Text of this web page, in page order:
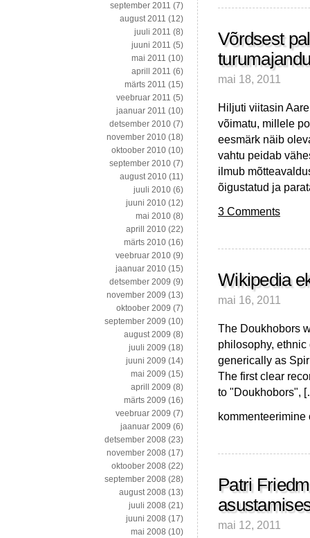
südametunnistuse
Võrdsest
mai 18, 2011
Hiljuti viitasin
võimatu, millele
eesmärk näib
vahtu peidab
ilmub
õigustatud ja
3 Comments
Wikipedia
mai 16, 2011
The Doukhobors
philosophy,
generically as
The first clear
to "Doukhobors",
Wikipedia
XXV
Patri
mai 12, 2011
september 2011 (7)
august 2011 (12)
juuli 2011 (8)
juuni 2011 (5)
mai 2011 (10)
aprill 2011 (6)
märts 2011 (15)
veebruar 2011 (5)
jaanuar 2011 (10)
detsember 2010 (7)
november 2010 (18)
oktoober 2010 (10)
september 2010 (7)
august 2010 (11)
juuli 2010 (6)
juuni 2010 (12)
mai 2010 (8)
aprill 2010 (22)
märts 2010 (16)
veebruar 2010 (9)
jaanuar 2010 (15)
detsember 2009 (9)
november 2009 (13)
oktoober 2009 (7)
september 2009 (10)
august 2009 (8)
juuli 2009 (18)
juuni 2009 (14)
mai 2009 (15)
aprill 2009 (8)
märts 2009 (16)
veebruar 2009 (7)
jaanuar 2009 (6)
detsember 2008 (23)
november 2008 (17)
oktoober 2008 (22)
september 2008 (28)
august 2008 (13)
juuli 2008 (21)
juuni 2008 (17)
mai 2008 (10)